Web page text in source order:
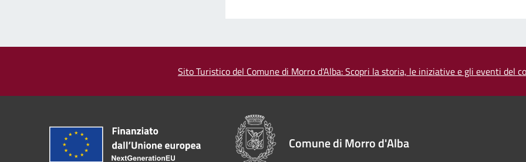
Sito Turistico del Comune di Morro d'Alba: Scopri la storia, le iniziative e gli eventi del
Comune di Morro d'Alba